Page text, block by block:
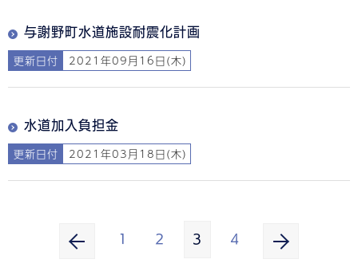
与謝野町水道施設耐震化計画
更新日付 2021年09月16日(木)
水道加入負担金
更新日付 2021年03月18日(木)
1 2 3 4